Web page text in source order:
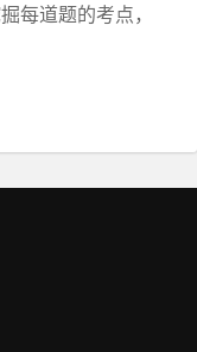
每道题的考点，